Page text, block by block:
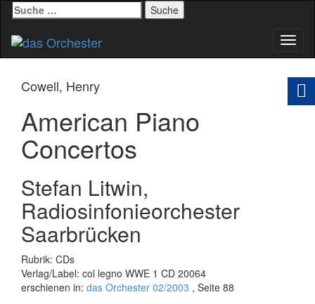
Suche
nach:
Cowell, Henry
American Piano
Concertos
Stefan Litwin,
Radiosinfonieorchester
Saarbrücken
Rubrik: CDs
Verlag/Label: col legno WWE 1 CD 20064
erschienen in: das Orchester 02/2003 , Seite 88